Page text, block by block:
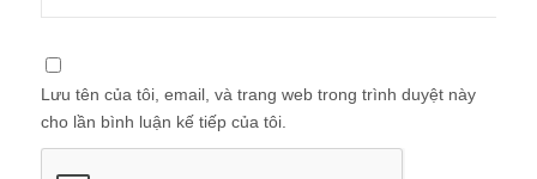
Lưu tên của tôi, email, và trang web trong trình duyệt này
cho lần bình luận kế tiếp của tôi.